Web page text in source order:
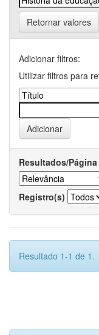
Retornar valores
Adicionar filtros:
Utilizar filtros para
Resultados/Página
Registro(s)
Resultado 1-1 de 1.